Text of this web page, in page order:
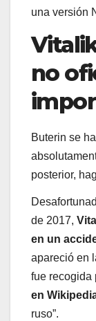
una versión
no
Buterin se
posterior,
de 2017,
en un
apareció en
fue recogida
en
ruso”.